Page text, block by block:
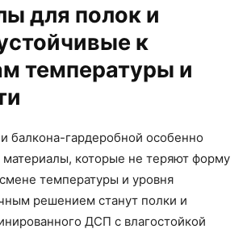
для полок и
к
температуры и
балкона-гардеробной особенно
материалы, которые не теряют форму
температуры и уровня
решением станут полки и
ДСП с влагостойкой